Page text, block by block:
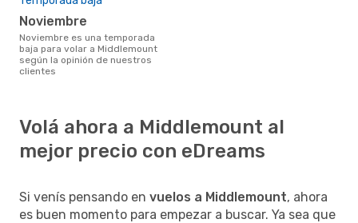
noviembre
noviembre es una temporada
baja para volar a Middlemount
según la opinión de nuestros
clientes
Volá ahora a Middlemount al
mejor precio con eDreams
Si venís pensando en vuelos a Middlemount, ahora
es buen momento para empezar a buscar. Ya sea que